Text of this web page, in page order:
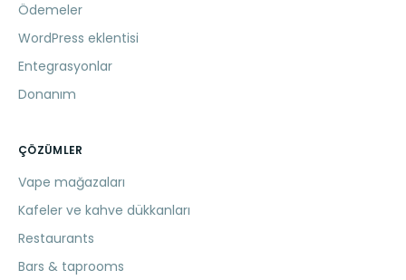
Ödemeler
WordPress eklentisi
Entegrasyonlar
Donanım
ÇÖZÜMLER
Vape mağazaları
Kafeler ve kahve dükkanları
Restaurants
Bars & taprooms